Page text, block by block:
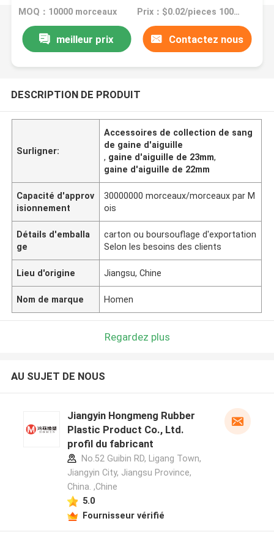
MOQ：10000 morceaux Prix：$0.02/pieces 10000-99999 pieces
meilleur prix Contactez nous
DESCRIPTION DE PRODUIT
Surligner:
Accessoires de collection de sang
de gaine d'aiguille
, gaine d'aiguille de 23mm,
gaine d'aiguille de 22mm
Capacité d'approv
isionnement
30000000 morceaux/morceaux par M
ois
Détails d'emballa
ge
carton ou boursouflage d'exportation
Selon les besoins des clients
Lieu d'origine Jiangsu, Chine
Nom de marque Homen
Regardez plus
AU SUJET DE NOUS
Jiangyin Hongmeng Rubber
Plastic Product Co., Ltd.
profil du fabricant
No.52 Guibin RD, Ligang Town,
Jiangyin City, Jiangsu Province,
China. ,Chine
5.0
Fournisseur vérifié